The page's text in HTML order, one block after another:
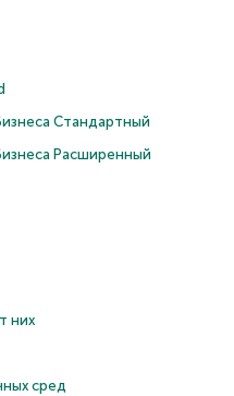
Cтандартный
Расширенный
них
сред